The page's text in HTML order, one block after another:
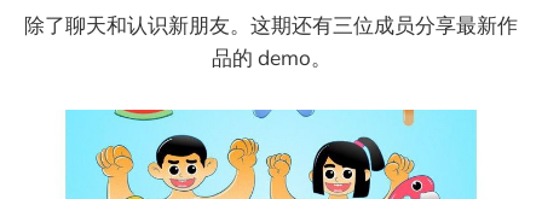
除了聊天和认识新朋友。这期还有三位成员分享最新作
品的 demo。